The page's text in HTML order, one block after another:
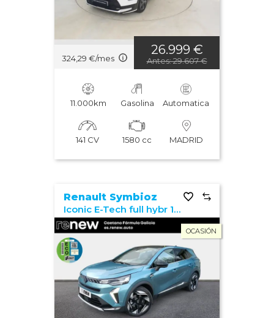
Año: mayor a menor
Año: menor a mayor
Potencia: mayor a menor
Potencia: menor a mayor
Los vehículos más vistos
324,29 €/mes
26.999 €
Antes: 29.607 €
11.000km Gasolina Automatica
141 CV 1580 cc MADRID
Renault Symbioz
Iconic E-Tech full hybr 105kW (145CV)
OCASIÓN